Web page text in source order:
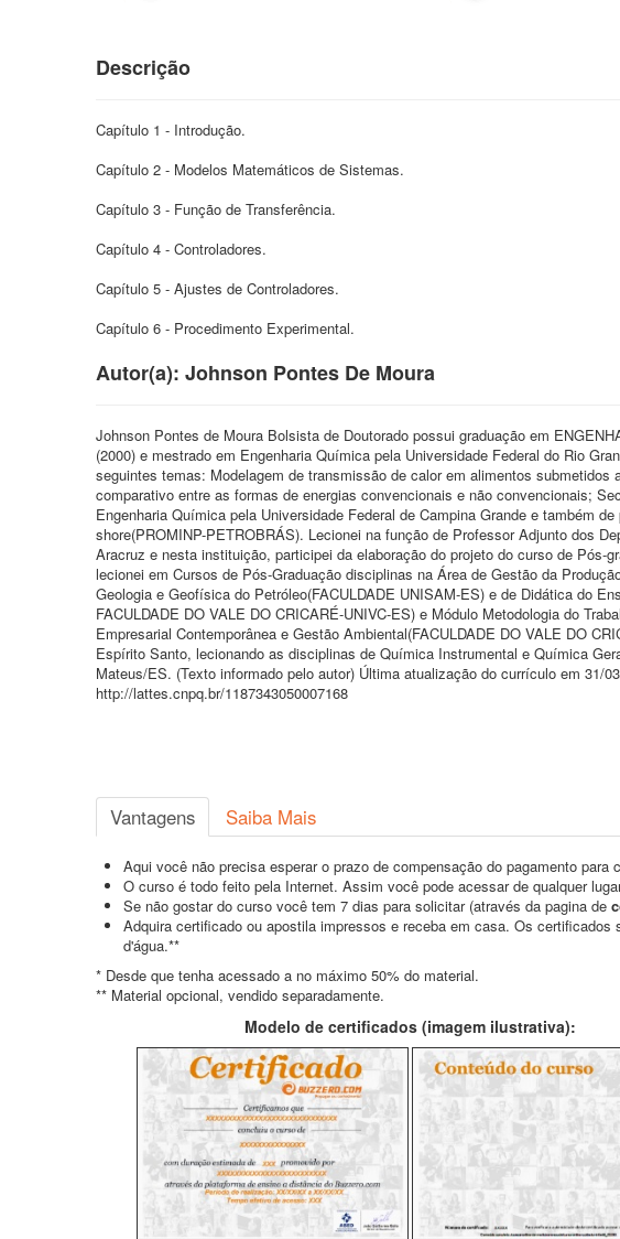
Descrição
Capítulo 1 - Introdução.
Capítulo 2 - Modelos Matemáticos de Sistemas.
Capítulo 3 - Função de Transferência.
Capítulo 4 - Controladores.
Capítulo 5 - Ajustes de Controladores.
Capítulo 6 - Procedimento Experimental.
Autor(a): Johnson Pontes De Moura
Johnson Pontes de Moura Bolsista de Doutorado possui graduação em
(2000) e mestrado em Engenharia Química pela Universidade Federal do Rio
seguintes temas: Modelagem de transmissão de calor em alimentos
comparativo entre as formas de energias convencionais e não convencionais;
Engenharia Química pela Universidade Federal de Campina Grande e também
shore(PROMINP-PETROBRÁS). Lecionei na função de Professor Adjunto dos
Aracruz e nesta instituição, participei da elaboração do projeto do curso de Pós-
lecionei em Cursos de Pós-Graduação disciplinas na Área de Gestão da
Geologia e Geofísica do Petróleo(FACULDADE UNISAM-ES) e de Didática do
FACULDADE DO VALE DO CRICARÉ-UNIVC-ES) e Módulo Metodologia do
Empresarial Contemporânea e Gestão Ambiental(FACULDADE DO VALE DO
Espírito Santo, lecionando as disciplinas de Química Instrumental e Química
Mateus/ES. (Texto informado pelo autor) Última atualização do currículo em 31/
http://lattes.cnpq.br/1187343050007168
Vantagens Saiba Mais
Aqui você não precisa esperar o prazo de compensação do pagamento
O curso é todo feito pela Internet. Assim você pode acessar de qualquer
Se não gostar do curso você tem 7 dias para solicitar (através da pagina de
Adquira certificado ou apostila impressos e receba em casa. Os
d'água.**
* Desde que tenha acessado a no máximo 50% do material.
** Material opcional, vendido separadamente.
Modelo de certificados (imagem ilustrativa):